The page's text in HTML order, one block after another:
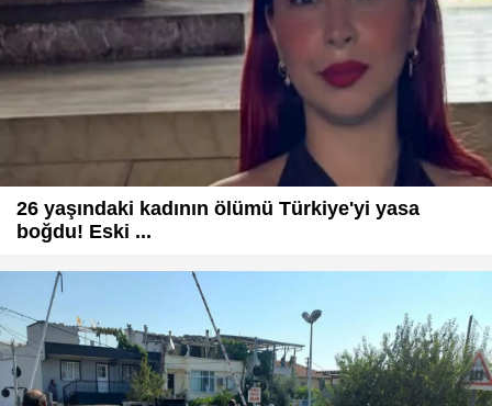
26 yaşındaki kadının ölümü Türkiye'yi yasa
boğdu! Eski ...